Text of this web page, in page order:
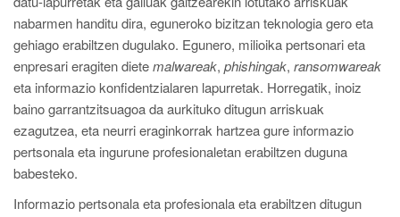
nabarmen handitu dira, eguneroko bizitzan teknologia gero eta
gehiago erabiltzen dugulako. Egunero, milioika pertsonari eta
enpresari eragiten dietemalwareak, phishingak, ransomwareak
eta informazio konfidentzialaren lapurretak. Horregatik, inoiz
baino garrantzitsuagoa da aurkituko ditugun arriskuak
ezagutzea, eta neurri eraginkorrak hartzea gure informazio
pertsonala eta ingurune profesionaletan erabiltzen duguna
babesteko.
Informazio pertsonala eta profesionala eta erabiltzen ditugun